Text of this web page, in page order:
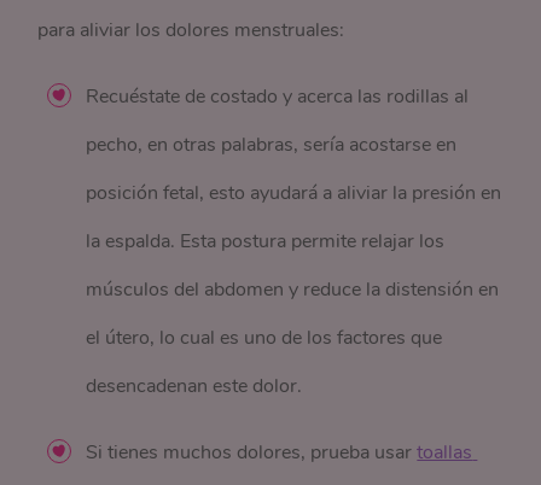
para aliviar los dolores menstruales:
Recuéstate de costado y acerca las rodillas al
pecho, en otras palabras, sería acostarse en
posición fetal, esto ayudará a aliviar la presión en
la espalda. Esta postura permite relajar los
músculos del abdomen y reduce la distensión en
el útero, lo cual es uno de los factores que
desencadenan este dolor.
Si tienes muchos dolores, prueba usartoallas